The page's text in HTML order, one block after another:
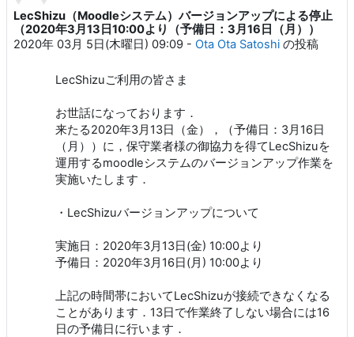
LecShizu（Moodleシステム）バージョンアップによる停止
（2020年3月13日10:00より（予備日：3月16日（月））
2020年 03月 5日(木曜日) 09:09 - Ota Ota Satoshi の投稿
返信数: 1
LecShizuご利用の皆さま
お世話になっております．
来たる2020年3月13日（金），（予備日：3月16日
（月））に，保守業者様の御協力を得てLecShizuを
運用するmoodleシステムのバージョンアップ作業を
実施いたします．
・LecShizuバージョンアップについて
実施日：2020年3月13日(金) 10:00より
予備日：2020年3月16日(月) 10:00より
上記の時間帯においてLecShizuが接続できなくなる
ことがあります．13日で作業終了しない場合には16
日の予備日に行います．